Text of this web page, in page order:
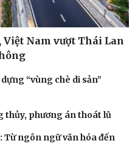
Việt Nam vượt Thái Lan
“vùng chè di sản”
thủy, phương án thoát lũ
Từ ngôn ngữ văn hóa đến